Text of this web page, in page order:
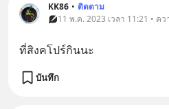
KK86 • ติดตาม
11 พ.ค. 2023 เวลา 11:21 • ค
ที่สิงคโปร์กินนะ
บันทึก